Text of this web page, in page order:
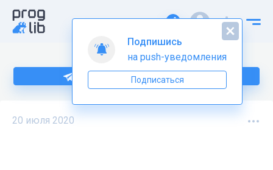
Подпишитесь на нас в Telegram
20 июля 2020
Подпишись
на push-уведомления
Подписаться